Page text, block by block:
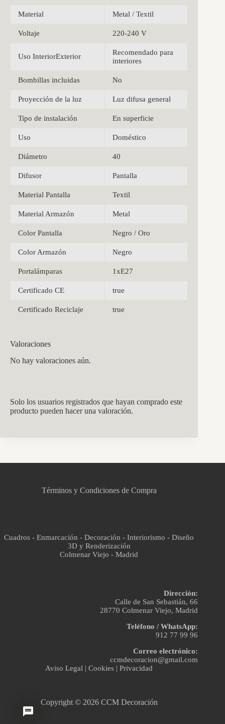
Material Metal / Textil
Voltaje 220-240 V
Uso InteriorExterior
Recomendado para
interiores
Bombillas incluidas No
Proyección de la luz Luz difusa general
Tipo de instalación En superficie
Uso Doméstico
Diámetro 40
Difusor Pantalla
Material Pantalla Textil
Material Armazón Metal
Color Pantalla Negro / Oro
Color Armazón Negro
Portalámparas 1xE27
Certificado CE true
Certificado Reciclaje true
Valoraciones
No hay valoraciones aún.
Solo los usuarios registrados que hayan comprado este
producto pueden hacer una valoración.
Términos y Condiciones de Compra
Cuadros - Enmarcación - Decoración - Interiorismo - Diseño
3D y Renderización
Colmenar Viejo - Madrid
Dirección:
Calle de San Sebastián, 66
28770 Colmenar Viejo, Madrid
Teléfono / WhatsApp:
912 77 99 96
Correo electrónico:
ccmdecoracion@gmail.com
Aviso Legal |Cookies |Privacidad
Copyright © 2026 CCM Decoración
Asistente virtual · En línea